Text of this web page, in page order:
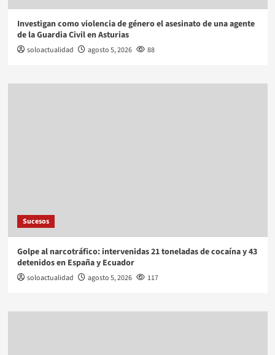
Investigan como violencia de género el asesinato de una agente
de la Guardia Civil en Asturias
soloactualidad agosto 5, 2026 88
Sucesos
Golpe al narcotráfico: intervenidas 21 toneladas de cocaína y 43
detenidos en España y Ecuador
soloactualidad agosto 5, 2026 117